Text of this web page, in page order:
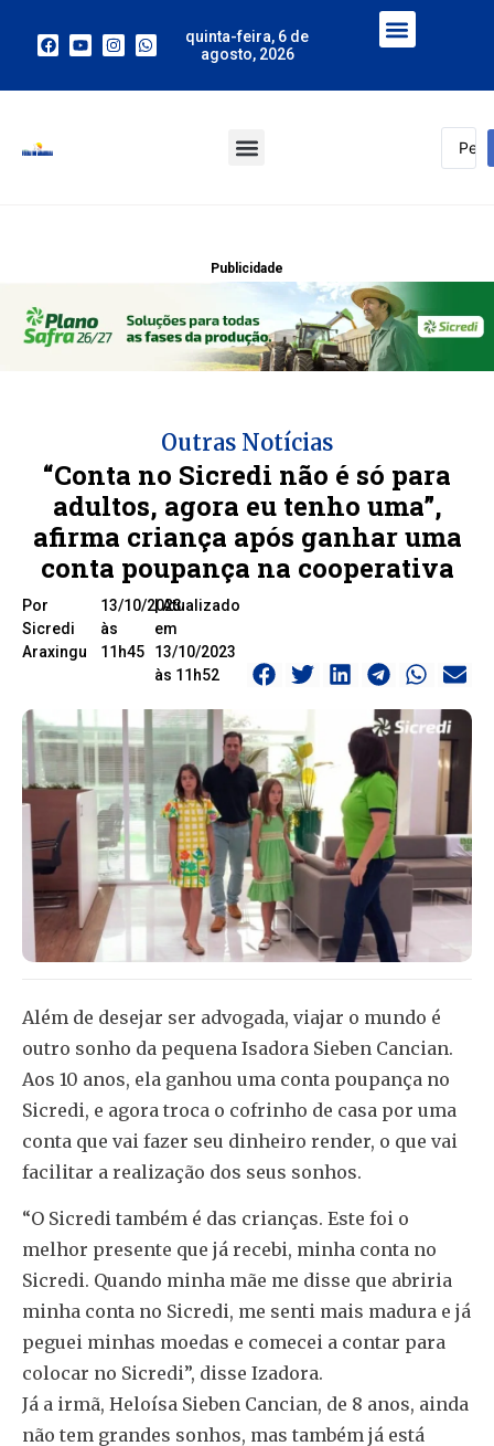
quinta-feira, 6 de
agosto, 2026
Publicidade
Outras Notícias
“Conta no Sicredi não é só para
adultos, agora eu tenho uma”,
afirma criança após ganhar uma
conta poupança na cooperativa
Por
Sicredi
Araxingu
13/10/2023
às
11h45
| Atualizado
em
13/10/2023
às 11h52
Além de desejar ser advogada, viajar o mundo é
outro sonho da pequena Isadora Sieben Cancian.
Aos 10 anos, ela ganhou uma conta poupança no
Sicredi, e agora troca o cofrinho de casa por uma
conta que vai fazer seu dinheiro render, o que vai
facilitar a realização dos seus sonhos.
“O Sicredi também é das crianças. Este foi o
melhor presente que já recebi, minha conta no
Sicredi. Quando minha mãe me disse que abriria
minha conta no Sicredi, me senti mais madura e já
peguei minhas moedas e comecei a contar para
colocar no Sicredi”, disse Izadora.
Já a irmã, Heloísa Sieben Cancian, de 8 anos, ainda
não tem grandes sonhos, mas também já está